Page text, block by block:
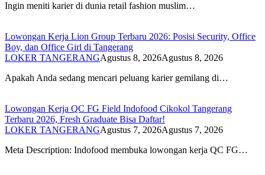
Ingin meniti karier di dunia retail fashion muslim…
Lowongan Kerja Lion Group Terbaru 2026: Posisi Security, Office
Boy, dan Office Girl di Tangerang
LOKER TANGERANGAgustus 8, 2026Agustus 8, 2026
Apakah Anda sedang mencari peluang karier gemilang di…
Lowongan Kerja QC FG Field Indofood Cikokol Tangerang
Terbaru 2026, Fresh Graduate Bisa Daftar!
LOKER TANGERANGAgustus 7, 2026Agustus 7, 2026
Meta Description: Indofood membuka lowongan kerja QC FG…